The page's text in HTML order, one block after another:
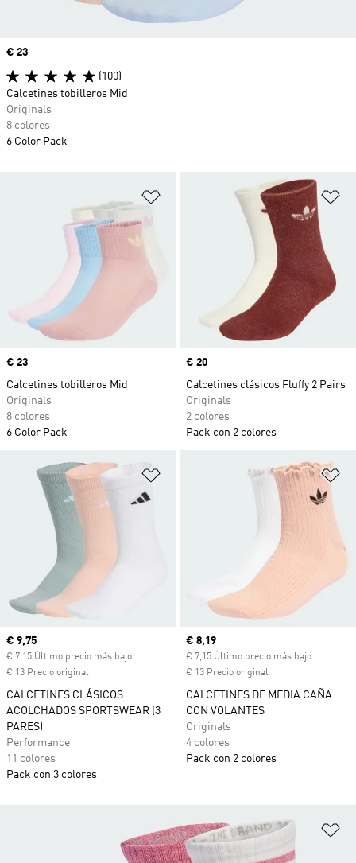
Añadir a la lista de deseos
Precio
€ 23
Calcetines tobilleros Mid
Originals
8 colores
6 Color Pack
Precio
€ 20
Calcetines clásicos Fluffy 2 Pairs
Originals
2 colores
Pack con 2 colores
Añadir a la lista de deseos
Precio actual
€ 9,75
€ 7,15 Último precio más bajo
€ 13 Precio original
CALCETINES CLÁSICOS
ACOLCHADOS SPORTSWEAR (3
PARES)
Performance
11 colores
Pack con 3 colores
Precio actual
€ 8,19
€ 7,15 Último precio más bajo
€ 13 Precio original
CALCETINES DE MEDIA CAÑA
CON VOLANTES
Originals
4 colores
Pack con 2 colores
Precio
€ 23
(100)
Calcetines tobilleros Mid
Originals
8 colores
6 Color Pack